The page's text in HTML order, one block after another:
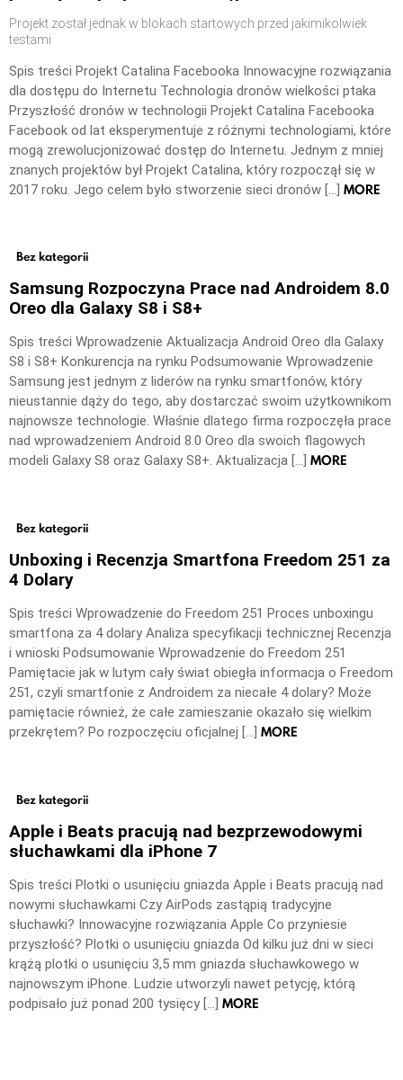
Projekt został jednak w blokach startowych przed jakimikolwiek
testami
Spis treści Projekt Catalina Facebooka Innowacyjne rozwiązania
dla dostępu do Internetu Technologia dronów wielkości ptaka
Przyszłość dronów w technologii Projekt Catalina Facebooka
Facebook od lat eksperymentuje z różnymi technologiami, które
mogą zrewolucjonizować dostęp do Internetu. Jednym z mniej
znanych projektów był Projekt Catalina, który rozpoczął się w
2017 roku. Jego celem było stworzenie sieci dronów […] MORE
Bez kategorii
Samsung Rozpoczyna Prace nad Androidem 8.0
Oreo dla Galaxy S8 i S8+
Spis treści Wprowadzenie Aktualizacja Android Oreo dla Galaxy
S8 i S8+ Konkurencja na rynku Podsumowanie Wprowadzenie
Samsung jest jednym z liderów na rynku smartfonów, który
nieustannie dąży do tego, aby dostarczać swoim użytkownikom
najnowsze technologie. Właśnie dlatego firma rozpoczęła prace
nad wprowadzeniem Android 8.0 Oreo dla swoich flagowych
modeli Galaxy S8 oraz Galaxy S8+. Aktualizacja […] MORE
Bez kategorii
Unboxing i Recenzja Smartfona Freedom 251 za
4 Dolary
Spis treści Wprowadzenie do Freedom 251 Proces unboxingu
smartfona za 4 dolary Analiza specyfikacji technicznej Recenzja
i wnioski Podsumowanie Wprowadzenie do Freedom 251
Pamiętacie jak w lutym cały świat obiegła informacja o Freedom
251, czyli smartfonie z Androidem za niecałe 4 dolary? Może
pamiętacie również, że całe zamieszanie okazało się wielkim
przekrętem? Po rozpoczęciu oficjalnej […] MORE
Bez kategorii
Apple i Beats pracują nad bezprzewodowymi
słuchawkami dla iPhone 7
Spis treści Plotki o usunięciu gniazda Apple i Beats pracują nad
nowymi słuchawkami Czy AirPods zastąpią tradycyjne
słuchawki? Innowacyjne rozwiązania Apple Co przyniesie
przyszłość? Plotki o usunięciu gniazda Od kilku już dni w sieci
krążą plotki o usunięciu 3,5 mm gniazda słuchawkowego w
najnowszym iPhone. Ludzie utworzyli nawet petycję, którą
podpisało już ponad 200 tysięcy […] MORE